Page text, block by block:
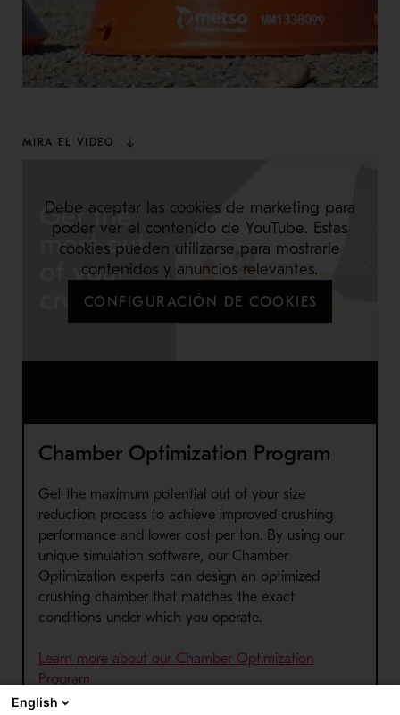
MIRA EL VIDEO
Debe aceptar las cookies de marketing para
poder ver el contenido de YouTube. Estas
cookies pueden utilizarse para mostrarle
contenidos y anuncios relevantes.
CONFIGURACIÓN DE COOKIES
Chamber Optimization Program
Get the maximum potential out of your size
reduction process to achieve improved crushing
performance and lower cost per ton. By using our
unique simulation software, our Chamber
Optimization experts can design an optimized
crushing chamber that matches the exact
conditions under which you operate.
Learn more about our Chamber Optimization
Program
English